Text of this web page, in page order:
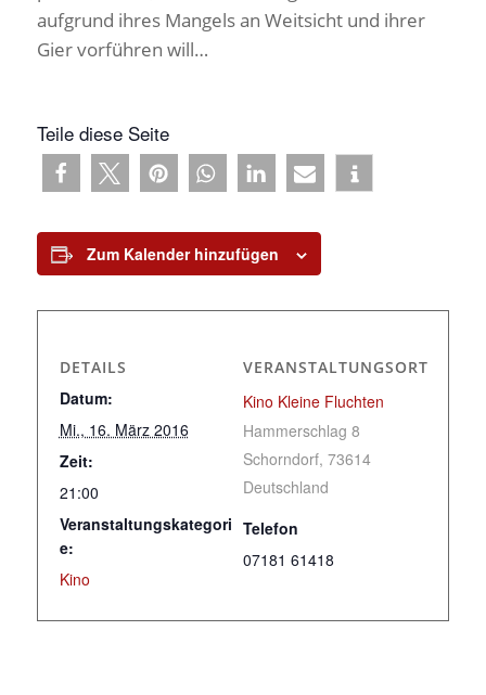
aufgrund ihres Mangels an Weitsicht und ihrer
Gier vorführen will…
Teile diese Seite
Zum Kalender hinzufügen
DETAILS
Datum:
Mi., 16. März 2016
Zeit:
21:00
Veranstaltungskategori
e:
Kino
VERANSTALTUNGSORT
Kino Kleine Fluchten
Hammerschlag 8
Schorndorf, 73614
Deutschland
Telefon
07181 61418